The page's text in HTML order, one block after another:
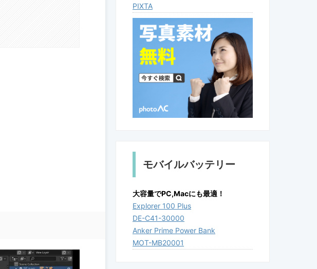
PIXTA
モバイルバッテリー
大容量でPC,Macにも最適！
Explorer 100 Plus
DE-C41-30000
Anker Prime Power Bank
MOT-MB20001